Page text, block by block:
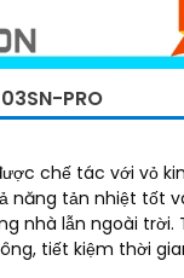
PRO
chế tác với vỏ
năng tản nhiệt tốt
ngoài trời. Thiết kế gọn
tiết kiệm thời